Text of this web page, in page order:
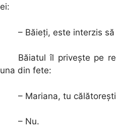
ei:
– Băieţi, este interzis
Băiatul îl priveşte pe
una din fete:
– Mariana, tu
– Nu.